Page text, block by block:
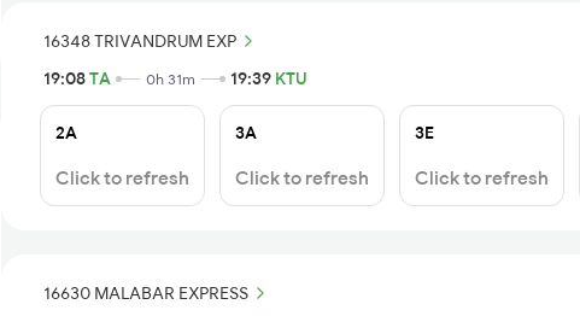
16348 TRIVANDRUM EXP
19:08TA 0h 31m 19:39 KTU
2A
Click to refresh
3A
Click to refresh
3E
Click to refresh
16630 MALABAR EXPRESS